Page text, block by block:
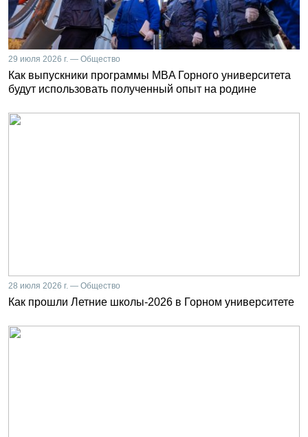
29 июля 2026 г. — Общество
Как выпускники программы MBA Горного университета
будут использовать полученный опыт на родине
28 июля 2026 г. — Общество
Как прошли Летние школы-2026 в Горном университете